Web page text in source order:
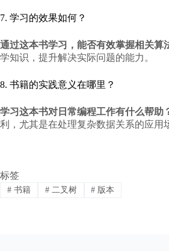
7. 学习的效果如何？
通过这本书学习，能否有效掌握相关算
学知识，提升解决实际问题的能力。
8. 书籍的实践意义在哪里？
学习这本书对日常编程工作有什么帮助
利，尤其是在处理复杂数据关系的应用
标签
#书籍 #二叉树 # 版本